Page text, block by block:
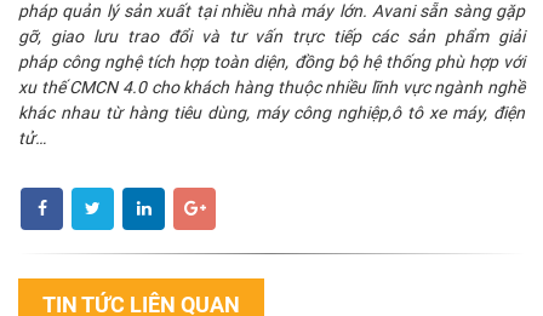
pháp quản lý sản xuất tại nhiều nhà máy lớn. Avani sẵn sàng gặp
gỡ, giao lưu trao đổi và tư vấn trực tiếp các sản phẩm giải
pháp công nghệ tích hợp toàn diện, đồng bộ hệ thống phù hợp với
xu thế CMCN 4.0 cho khách hàng thuộc nhiều lĩnh vực ngành nghề
khác nhau từ hàng tiêu dùng, máy công nghiệp,ô tô xe máy, điện
tử…
TIN TỨC LIÊN QUAN